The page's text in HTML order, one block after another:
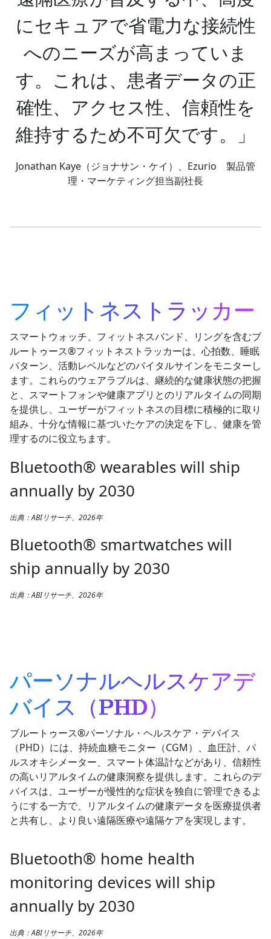
にセキュアで省電力な接続性
へのニーズが高まっていま
す。これは、患者データの正
確性、アクセス性、信頼性を
維持するため不可欠です。」
Jonathan Kaye（ジョナサン・ケイ）、Ezurio 製品管
理・マーケティング担当副社長
フィットネストラッカー
スマートウォッチ、フィットネスバンド、リングを含むブ
ルートゥース®フィットネストラッカーは、心拍数、睡眠
パターン、活動レベルなどのバイタルサインをモニターし
ます。これらのウェアラブルは、継続的な健康状態の把握
と、スマートフォンや健康アプリとのリアルタイムの同期
を提供し、ユーザーがフィットネスの目標に積極的に取り
組み、十分な情報に基づいたケアの決定を下し、健康を管
理するのに役立ちます。
Bluetooth® wearables will ship
annually by 2030
出典：ABIリサーチ、2026年
Bluetooth® smartwatches will
ship annually by 2030
出典：ABIリサーチ、2026年
パーソナルヘルスケアデ
バイス（PHD）
ブルートゥース®パーソナル・ヘルスケア・デバイス
（PHD）には、持続血糖モニター（CGM）、血圧計、パ
ルスオキシメーター、スマート体温計などがあり、信頼性
の高いリアルタイムの健康洞察を提供します。これらのデ
バイスは、ユーザーが慢性的な症状を独自に管理できるよ
うにする一方で、リアルタイムの健康データを医療提供者
と共有し、より良い遠隔医療や遠隔ケアを実現します。
Bluetooth® home health
monitoring devices will ship
annually by 2030
出典：ABIリサーチ、2026年